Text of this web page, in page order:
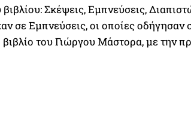
Σκέψεις, Εμπνεύσεις,
σε Εμπνεύσεις, οι οποίες οδήγησαν
του Γιώργου Μάστορα, με την